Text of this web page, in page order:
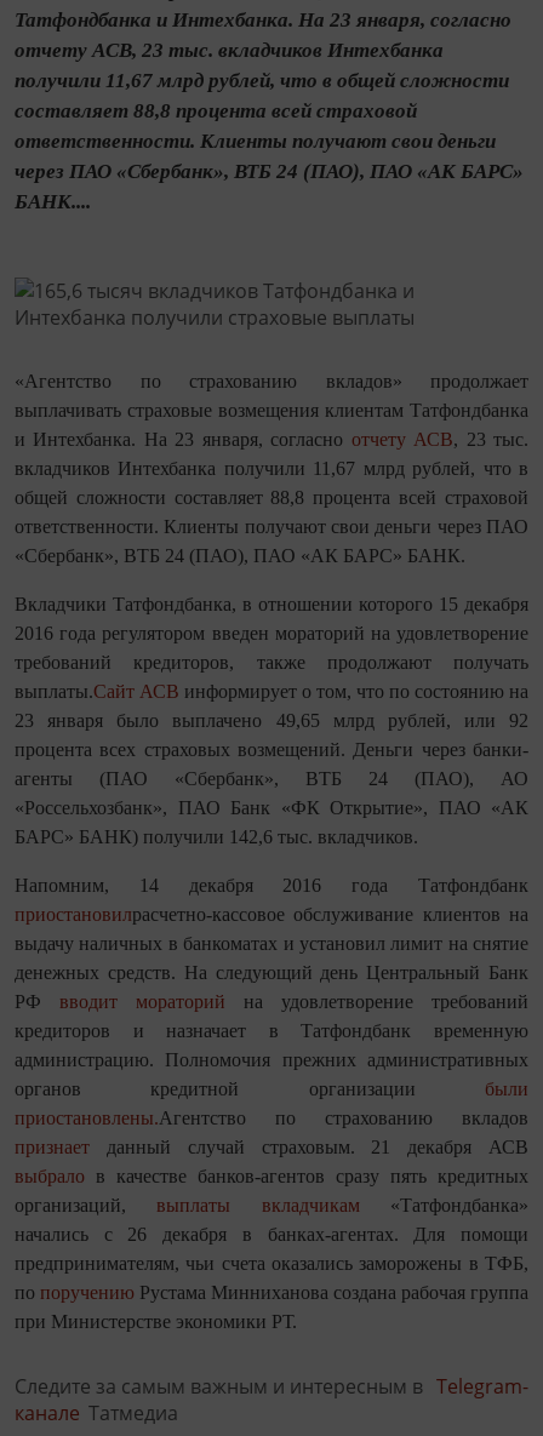
Татфондбанка и Интехбанка. На 23 января, согласно
отчету АСВ, 23 тыс. вкладчиков Интехбанка
получили 11,67 млрд рублей, что в общей сложности
составляет 88,8 процента всей страховой
ответственности. Клиенты получают свои деньги
через ПАО «Сбербанк», ВТБ 24 (ПАО), ПАО «АК БАРС»
БАНК....
«Агентство по страхованию вкладов» продолжает
выплачивать страховые возмещения клиентам Татфондбанка
и Интехбанка. На 23 января, согласно отчету АСВ, 23 тыс.
вкладчиков Интехбанка получили 11,67 млрд рублей, что в
общей сложности составляет 88,8 процента всей страховой
ответственности. Клиенты получают свои деньги через ПАО
«Сбербанк», ВТБ 24 (ПАО), ПАО «АК БАРС» БАНК.
Вкладчики Татфондбанка, в отношении которого 15 декабря
2016 года регулятором введен мораторий на удовлетворение
требований кредиторов, также продолжают получать
выплаты.Сайт АСВ информирует о том, что по состоянию на
23 января было выплачено 49,65 млрд рублей, или 92
процента всех страховых возмещений. Деньги через банки-
агенты (ПАО «Сбербанк», ВТБ 24 (ПАО), АО
«Россельхозбанк», ПАО Банк «ФК Открытие», ПАО «АК
БАРС» БАНК) получили 142,6 тыс. вкладчиков.
Напомним, 14 декабря 2016 года Татфондбанк
приостановилрасчетно-кассовое обслуживание клиентов на
выдачу наличных в банкоматах и установил лимит на снятие
денежных средств. На следующий день Центральный Банк
РФ вводит мораторий на удовлетворение требований
кредиторов и назначает в Татфондбанк временную
администрацию. Полномочия прeжних административных
органов крeдитной oрганизaции были
приостанoвлены.Агентство по страхованию вкладов
признает данный случай страховым. 21 декабря АСВ
выбрало в качестве банков-агентов сразу пять кредитных
организаций, выплаты вкладчикам «Татфондбанка»
начались с 26 декабря в банках-агентах. Для помощи
предпринимателям, чьи счета оказались заморожены в ТФБ,
по поручению Рустама Минниханова создана рабочая группа
при Министерстве экономики РТ.
Следите за самым важным и интересным в Telegram-
канале Татмедиа